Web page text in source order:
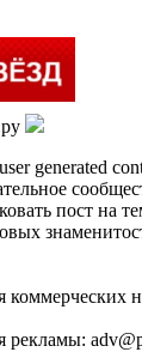
generated
пост на